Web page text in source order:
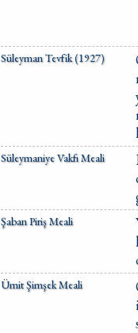
Süleyman Tevfik (1927)
Süleymaniye Vakfı Meali
Şaban Piriş Meali
Ümit Şimşek Meali